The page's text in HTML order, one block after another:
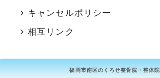
キャンセルポリシー
相互リンク
福岡市南区のくろせ整骨院・整体院